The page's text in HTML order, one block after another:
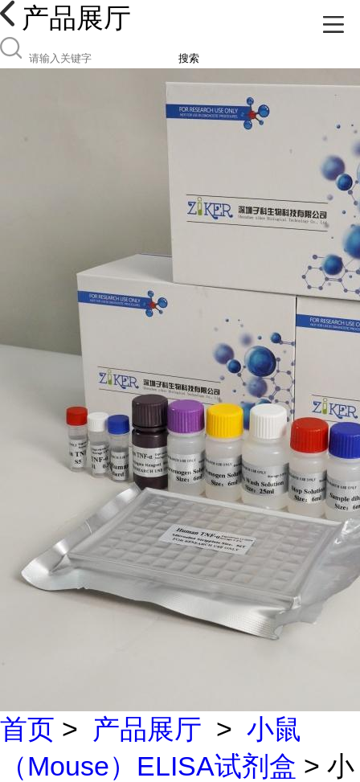
产品展厅
搜索
首页 > 产品展厅 > 小鼠
（Mouse）ELISA试剂盒 > 小